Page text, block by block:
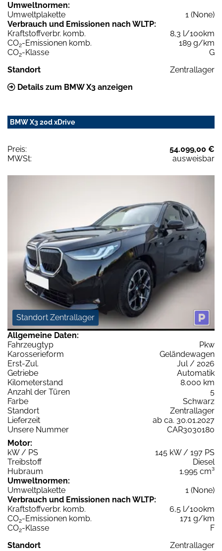
Umweltnormen:
Umweltplakette
1 (None)
Verbrauch und Emissionen nach WLTP:
Kraftstoffverbr. komb.
8,3 l/100km
CO2-Emissionen komb.
189 g/km
CO2-Klasse
G
Standort
Zentrallager
Details zum BMW X3 anzeigen
BMW X3 20d xDrive
Preis:
54.099,00 €
MWSt:
ausweisbar
Standort Zentrallager
Allgemeine Daten:
Fahrzeugtyp
Pkw
Karosserieform
Geländewagen
Erst-Zul.
Jul / 2026
Getriebe
Automatik
Kilometerstand
8.000 km
Anzahl der Türen
5
Farbe
Schwarz
Standort
Zentrallager
Lieferzeit
ab ca. 30.01.2027
Unsere Nummer
CAR3030180
Motor:
kW / PS
145 kW / 197 PS
Treibstoff
Diesel
Hubraum
1.995 cm³
Umweltnormen:
Umweltplakette
1 (None)
Verbrauch und Emissionen nach WLTP:
Kraftstoffverbr. komb.
6,5 l/100km
CO2-Emissionen komb.
171 g/km
CO2-Klasse
F
Standort
Zentrallager